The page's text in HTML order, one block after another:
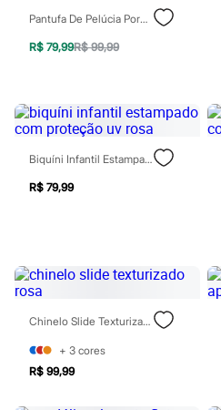
Corretivo
Gloss
Pó facial
Banderas
Beleza C&A
Boca Rosa
Bruna Tavares
Carolina Herrera
Ciclo
Mascavo
Niina Secrets
Océane
Payot
Real Techniques
Vizzela
Vult
Pantufa De Pelúcia Porquinho Rosa
R$ 79,99R$ 99,99
Biquíni Infantil Estampado Com Proteção Uv Rosa
R$ 79,99
Chinelo Slide Texturizado Rosa
+ 3 cores
R$ 99,99